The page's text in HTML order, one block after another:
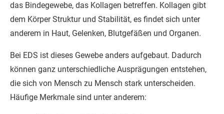
das Bindegewebe, das Kollagen betreffen. Kollagen gibt
dem Körper Struktur und Stabilität, es findet sich unter
anderem in Haut, Gelenken, Blutgefäßen und Organen.
Bei EDS ist dieses Gewebe anders aufgebaut. Dadurch
können ganz unterschiedliche Ausprägungen entstehen,
die sich von Mensch zu Mensch stark unterscheiden.
Häufige Merkmale sind unter anderem: